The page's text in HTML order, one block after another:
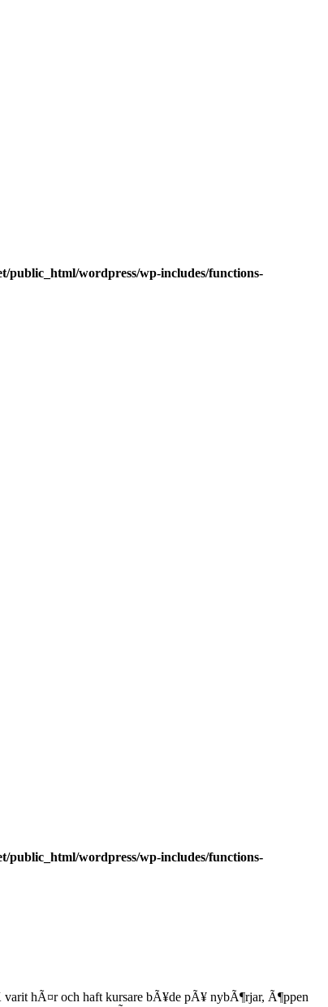
public_html/wordpress/wp-includes/functions-
public_html/wordpress/wp-includes/functions-
hÃ¤r och haft kursare bÃ¥de pÃ¥ nybÃ¶rjar, Ã¶ppen